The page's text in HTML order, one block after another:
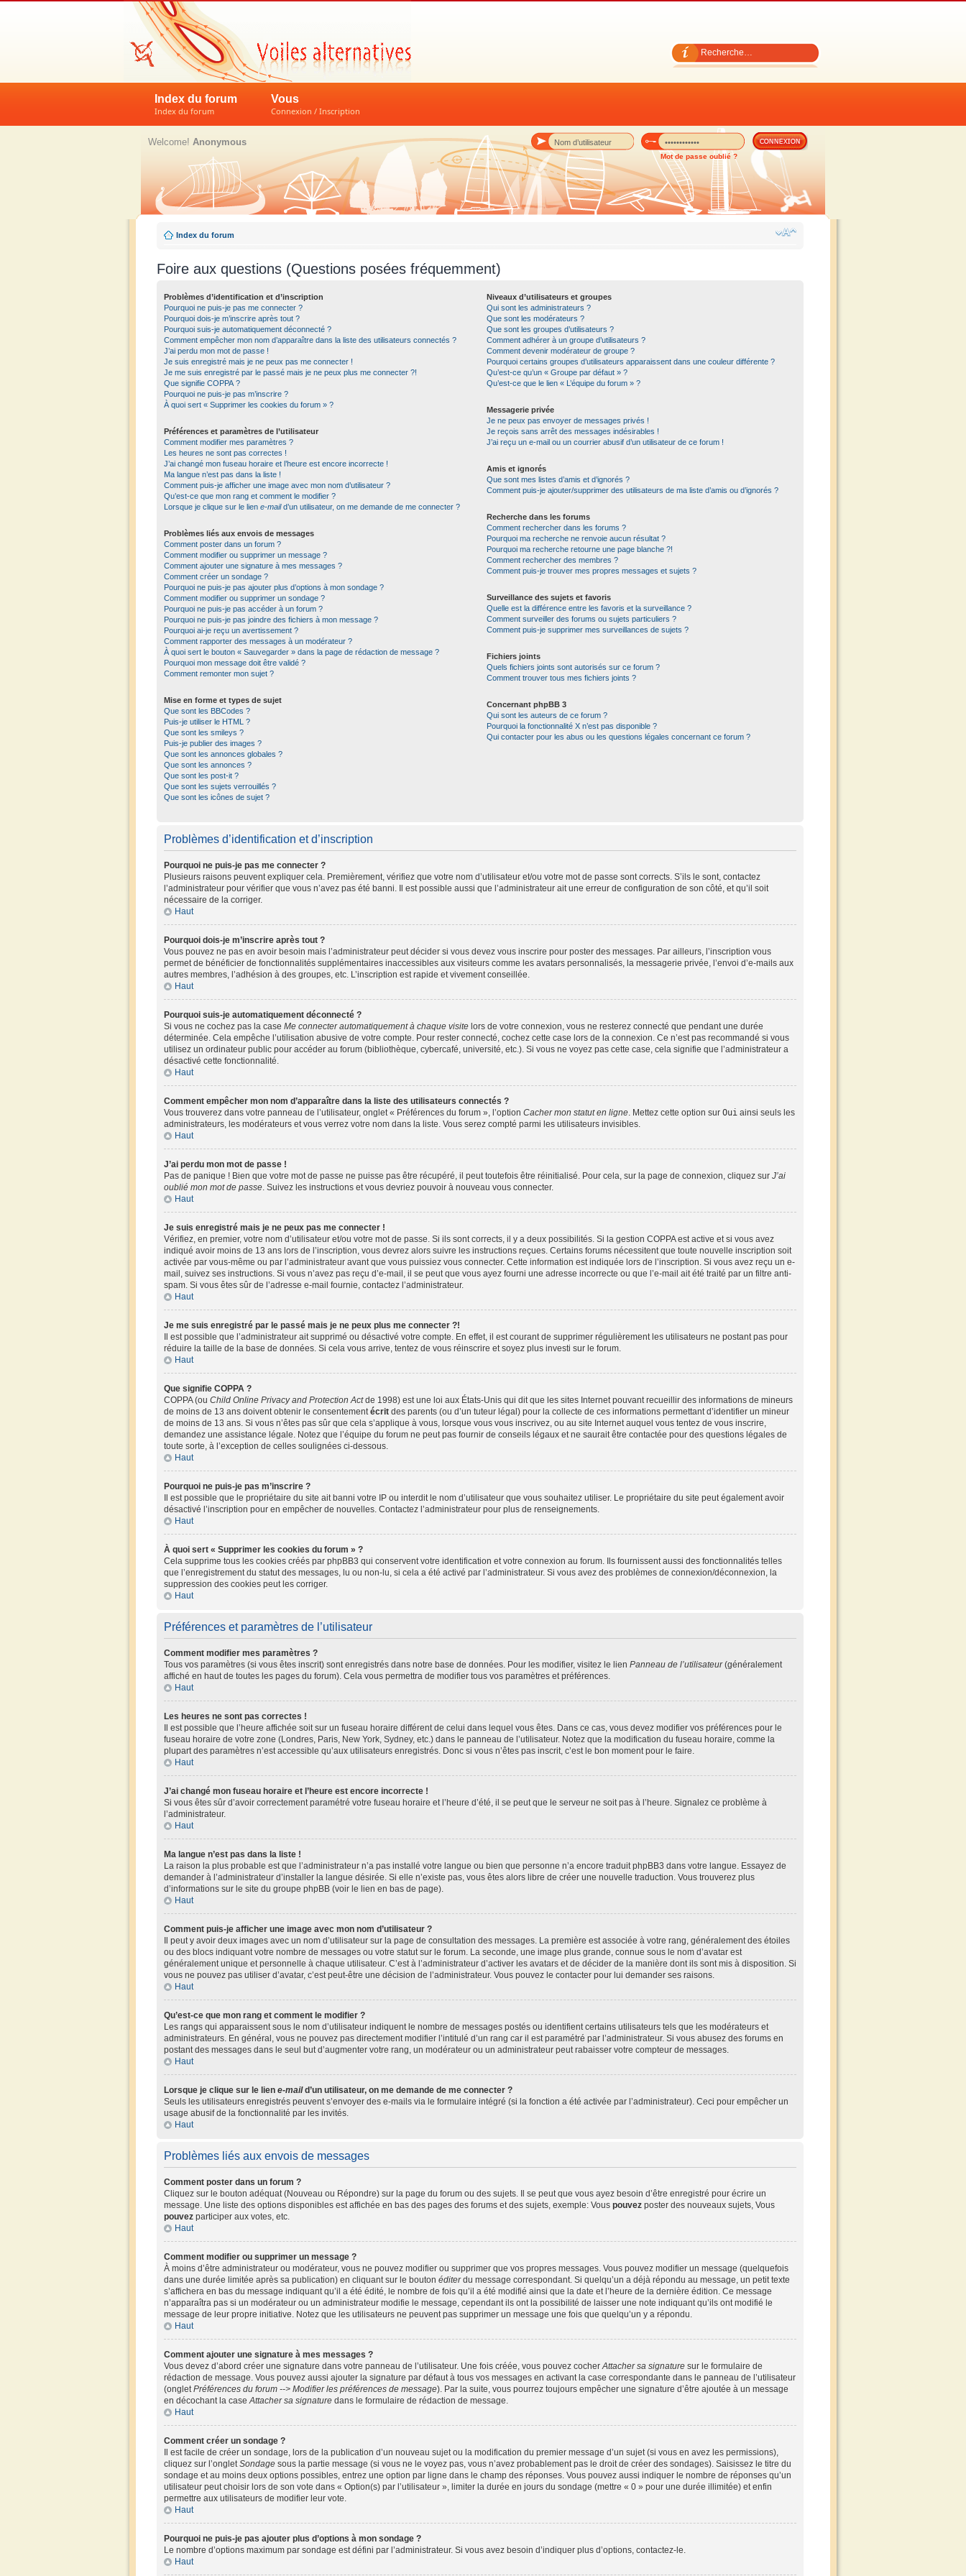
Index du forum
Index du forum
Vous
Connexion / Inscription
Mot de passe oublié ?
Welcome! Anonymous
Index du forum
Foire aux questions (Questions posées fréquemment)
Problèmes d’identification et d’inscription
Pourquoi ne puis-je pas me connecter ?
Pourquoi dois-je m’inscrire après tout ?
Pourquoi suis-je automatiquement déconnecté ?
Comment empêcher mon nom d’apparaître dans la liste des utilisateurs connectés ?
J’ai perdu mon mot de passe !
Je suis enregistré mais je ne peux pas me connecter !
Je me suis enregistré par le passé mais je ne peux plus me connecter ?!
Que signifie COPPA ?
Pourquoi ne puis-je pas m’inscrire ?
À quoi sert « Supprimer les cookies du forum » ?
Préférences et paramètres de l’utilisateur
Comment modifier mes paramètres ?
Les heures ne sont pas correctes !
J’ai changé mon fuseau horaire et l’heure est encore incorrecte !
Ma langue n’est pas dans la liste !
Comment puis-je afficher une image avec mon nom d’utilisateur ?
Qu’est-ce que mon rang et comment le modifier ?
Lorsque je clique sur le lien e-maild’un utilisateur, on me demande de me connecter ?
Problèmes liés aux envois de messages
Comment poster dans un forum ?
Comment modifier ou supprimer un message ?
Comment ajouter une signature à mes messages ?
Comment créer un sondage ?
Pourquoi ne puis-je pas ajouter plus d’options à mon sondage ?
Comment modifier ou supprimer un sondage ?
Pourquoi ne puis-je pas accéder à un forum ?
Pourquoi ne puis-je pas joindre des fichiers à mon message ?
Pourquoi ai-je reçu un avertissement ?
Comment rapporter des messages à un modérateur ?
À quoi sert le bouton « Sauvegarder » dans la page de rédaction de message ?
Pourquoi mon message doit être validé ?
Comment remonter mon sujet ?
Mise en forme et types de sujet
Que sont les BBCodes ?
Puis-je utiliser le HTML ?
Que sont les smileys ?
Puis-je publier des images ?
Que sont les annonces globales ?
Que sont les annonces ?
Que sont les post-it ?
Que sont les sujets verrouillés ?
Que sont les icônes de sujet ?
Niveaux d’utilisateurs et groupes
Qui sont les administrateurs ?
Que sont les modérateurs ?
Que sont les groupes d’utilisateurs ?
Comment adhérer à un groupe d’utilisateurs ?
Comment devenir modérateur de groupe ?
Pourquoi certains groupes d’utilisateurs apparaissent dans une couleur différente ?
Qu’est-ce qu’un « Groupe par défaut » ?
Qu’est-ce que le lien « L’équipe du forum » ?
Messagerie privée
Je ne peux pas envoyer de messages privés !
Je reçois sans arrêt des messages indésirables !
J’ai reçu un e-mail ou un courrier abusif d’un utilisateur de ce forum !
Amis et ignorés
Que sont mes listes d’amis et d’ignorés ?
Comment puis-je ajouter/supprimer des utilisateurs de ma liste d’amis ou d’ignorés ?
Recherche dans les forums
Comment rechercher dans les forums ?
Pourquoi ma recherche ne renvoie aucun résultat ?
Pourquoi ma recherche retourne une page blanche ?!
Comment rechercher des membres ?
Comment puis-je trouver mes propres messages et sujets ?
Surveillance des sujets et favoris
Quelle est la différence entre les favoris et la surveillance ?
Comment surveiller des forums ou sujets particuliers ?
Comment puis-je supprimer mes surveillances de sujets ?
Fichiers joints
Quels fichiers joints sont autorisés sur ce forum ?
Comment trouver tous mes fichiers joints ?
Concernant phpBB 3
Qui sont les auteurs de ce forum ?
Pourquoi la fonctionnalité X n’est pas disponible ?
Qui contacter pour les abus ou les questions légales concernant ce forum ?
Problèmes d’identification et d’inscription
Pourquoi ne puis-je pas me connecter ?
Plusieurs raisons peuvent expliquer cela. Premièrement, vérifiez que votre nom d’utilisateur et/ou votre mot de passe sont corrects. S’ils le sont, contactez
l’administrateur pour vérifier que vous n’avez pas été banni. Il est possible aussi que l’administrateur ait une erreur de configuration de son côté, et qu’il soit
nécessaire de la corriger.
Haut
Pourquoi dois-je m’inscrire après tout ?
Vous pouvez ne pas en avoir besoin mais l’administrateur peut décider si vous devez vous inscrire pour poster des messages. Par ailleurs, l’inscription vous
permet de bénéficier de fonctionnalités supplémentaires inaccessibles aux visiteurs comme les avatars personnalisés, la messagerie privée, l’envoi d’e-mails aux
autres membres, l’adhésion à des groupes, etc. L’inscription est rapide et vivement conseillée.
Haut
Pourquoi suis-je automatiquement déconnecté ?
Si vous ne cochez pas la case Me connecter automatiquement à chaque visite lors de votre connexion, vous ne resterez connecté que pendant une durée
déterminée. Cela empêche l’utilisation abusive de votre compte. Pour rester connecté, cochez cette case lors de la connexion. Ce n’est pas recommandé si vous
utilisez un ordinateur public pour accéder au forum (bibliothèque, cybercafé, université, etc.). Si vous ne voyez pas cette case, cela signifie que l’administrateur a
désactivé cette fonctionnalité.
Haut
Comment empêcher mon nom d’apparaître dans la liste des utilisateurs connectés ?
Vous trouverez dans votre panneau de l’utilisateur, onglet « Préférences du forum », l’option Cacher mon statut en ligne. Mettez cette option sur Oui ainsi seuls les
administrateurs, les modérateurs et vous verrez votre nom dans la liste. Vous serez compté parmi les utilisateurs invisibles.
Haut
J’ai perdu mon mot de passe !
Pas de panique ! Bien que votre mot de passe ne puisse pas être récupéré, il peut toutefois être réinitialisé. Pour cela, sur la page de connexion, cliquez sur J’ai
oublié mon mot de passe. Suivez les instructions et vous devriez pouvoir à nouveau vous connecter.
Haut
Je suis enregistré mais je ne peux pas me connecter !
Vérifiez, en premier, votre nom d’utilisateur et/ou votre mot de passe. Si ils sont corrects, il y a deux possibilités. Si la gestion COPPA est active et si vous avez
indiqué avoir moins de 13 ans lors de l’inscription, vous devrez alors suivre les instructions reçues. Certains forums nécessitent que toute nouvelle inscription soit
activée par vous-même ou par l’administrateur avant que vous puissiez vous connecter. Cette information est indiquée lors de l’inscription. Si vous avez reçu un e-
mail, suivez ses instructions. Si vous n’avez pas reçu d’e-mail, il se peut que vous ayez fourni une adresse incorrecte ou que l’e-mail ait été traité par un filtre anti-
spam. Si vous êtes sûr de l’adresse e-mail fournie, contactez l’administrateur.
Haut
Je me suis enregistré par le passé mais je ne peux plus me connecter ?!
Il est possible que l’administrateur ait supprimé ou désactivé votre compte. En effet, il est courant de supprimer régulièrement les utilisateurs ne postant pas pour
réduire la taille de la base de données. Si cela vous arrive, tentez de vous réinscrire et soyez plus investi sur le forum.
Haut
Que signifie COPPA ?
COPPA (ou Child Online Privacy and Protection Actde 1998) est une loi aux États-Unis qui dit que les sites Internet pouvant recueillir des informations de mineurs
de moins de 13 ans doivent obtenir le consentementécrit des parents (ou d’un tuteur légal) pour la collecte de ces informations permettant d’identifier un mineur
de moins de 13 ans. Si vous n’êtes pas sûr que cela s’applique à vous, lorsque vous vous inscrivez, ou au site Internet auquel vous tentez de vous inscrire,
demandez une assistance légale. Notez que l’équipe du forum ne peut pas fournir de conseils légaux et ne saurait être contactée pour des questions légales de
toute sorte, à l’exception de celles soulignées ci-dessous.
Haut
Pourquoi ne puis-je pas m’inscrire ?
Il est possible que le propriétaire du site ait banni votre IP ou interdit le nom d’utilisateur que vous souhaitez utiliser. Le propriétaire du site peut également avoir
désactivé l’inscription pour en empêcher de nouvelles. Contactez l’administrateur pour plus de renseignements.
Haut
À quoi sert « Supprimer les cookies du forum » ?
Cela supprime tous les cookies créés par phpBB3 qui conservent votre identification et votre connexion au forum. Ils fournissent aussi des fonctionnalités telles
que l’enregistrement du statut des messages, lu ou non-lu, si cela a été activé par l’administrateur. Si vous avez des problèmes de connexion/déconnexion, la
suppression des cookies peut les corriger.
Haut
Préférences et paramètres de l’utilisateur
Comment modifier mes paramètres ?
Tous vos paramètres (si vous êtes inscrit) sont enregistrés dans notre base de données. Pour les modifier, visitez le lien Panneau de l’utilisateur(généralement
affiché en haut de toutes les pages du forum). Cela vous permettra de modifier tous vos paramètres et préférences.
Haut
Les heures ne sont pas correctes !
Il est possible que l’heure affichée soit sur un fuseau horaire différent de celui dans lequel vous êtes. Dans ce cas, vous devez modifier vos préférences pour le
fuseau horaire de votre zone (Londres, Paris, New York, Sydney, etc.) dans le panneau de l’utilisateur. Notez que la modification du fuseau horaire, comme la
plupart des paramètres n’est accessible qu’aux utilisateurs enregistrés. Donc si vous n’êtes pas inscrit, c’est le bon moment pour le faire.
Haut
J’ai changé mon fuseau horaire et l’heure est encore incorrecte !
Si vous êtes sûr d’avoir correctement paramétré votre fuseau horaire et l’heure d’été, il se peut que le serveur ne soit pas à l’heure. Signalez ce problème à
l’administrateur.
Haut
Ma langue n’est pas dans la liste !
La raison la plus probable est que l’administrateur n’a pas installé votre langue ou bien que personne n’a encore traduit phpBB3 dans votre langue. Essayez de
demander à l’administrateur d’installer la langue désirée. Si elle n’existe pas, vous êtes alors libre de créer une nouvelle traduction. Vous trouverez plus
d’informations sur le site du groupe phpBB (voir le lien en bas de page).
Haut
Comment puis-je afficher une image avec mon nom d’utilisateur ?
Il peut y avoir deux images avec un nom d’utilisateur sur la page de consultation des messages. La première est associée à votre rang, généralement des étoiles
ou des blocs indiquant votre nombre de messages ou votre statut sur le forum. La seconde, une image plus grande, connue sous le nom d’avatar est
généralement unique et personnelle à chaque utilisateur. C’est à l’administrateur d’activer les avatars et de décider de la manière dont ils sont mis à disposition. Si
vous ne pouvez pas utiliser d’avatar, c’est peut-être une décision de l’administrateur. Vous pouvez le contacter pour lui demander ses raisons.
Haut
Qu’est-ce que mon rang et comment le modifier ?
Les rangs qui apparaissent sous le nom d’utilisateur indiquent le nombre de messages postés ou identifient certains utilisateurs tels que les modérateurs et
administrateurs. En général, vous ne pouvez pas directement modifier l’intitulé d’un rang car il est paramétré par l’administrateur. Si vous abusez des forums en
postant des messages dans le seul but d’augmenter votre rang, un modérateur ou un administrateur peut rabaisser votre compteur de messages.
Haut
Lorsque je clique sur le lien e-maild’un utilisateur, on me demande de me connecter ?
Seuls les utilisateurs enregistrés peuvent s’envoyer des e-mails via le formulaire intégré (si la fonction a été activée par l’administrateur). Ceci pour empêcher un
usage abusif de la fonctionnalité par les invités.
Haut
Problèmes liés aux envois de messages
Comment poster dans un forum ?
Cliquez sur le bouton adéquat (Nouveau ou Répondre) sur la page du forum ou des sujets. Il se peut que vous ayez besoin d’être enregistré pour écrire un
message. Une liste des options disponibles est affichée en bas des pages des forums et des sujets, exemple: Vous pouvez poster des nouveaux sujets, Vous
pouvez participer aux votes, etc.
Haut
Comment modifier ou supprimer un message ?
À moins d’être administrateur ou modérateur, vous ne pouvez modifier ou supprimer que vos propres messages. Vous pouvez modifier un message (quelquefois
dans une durée limitée après sa publication) en cliquant sur le bouton éditerdu message correspondant. Si quelqu’un a déjà répondu au message, un petit texte
s’affichera en bas du message indiquant qu’il a été édité, le nombre de fois qu’il a été modifié ainsi que la date et l’heure de la dernière édition. Ce message
n’apparaîtra pas si un modérateur ou un administrateur modifie le message, cependant ils ont la possibilité de laisser une note indiquant qu’ils ont modifié le
message de leur propre initiative. Notez que les utilisateurs ne peuvent pas supprimer un message une fois que quelqu’un y a répondu.
Haut
Comment ajouter une signature à mes messages ?
Vous devez d’abord créer une signature dans votre panneau de l’utilisateur. Une fois créée, vous pouvez cocherAttacher sa signature sur le formulaire de
rédaction de message. Vous pouvez aussi ajouter la signature par défaut à tous vos messages en activant la case correspondante dans le panneau de l’utilisateur
(ongletPréférences du forum --> Modifier les préférences de message). Par la suite, vous pourrez toujours empêcher une signature d’être ajoutée à un message
en décochant la caseAttacher sa signature dans le formulaire de rédaction de message.
Haut
Comment créer un sondage ?
Il est facile de créer un sondage, lors de la publication d’un nouveau sujet ou la modification du premier message d’un sujet (si vous en avez les permissions),
cliquez sur l’ongletSondage sous la partie message (si vous ne le voyez pas, vous n’avez probablement pas le droit de créer des sondages). Saisissez le titre du
sondage et au moins deux options possibles, entrez une option par ligne dans le champ des réponses. Vous pouvez aussi indiquer le nombre de réponses qu’un
utilisateur peut choisir lors de son vote dans « Option(s) par l’utilisateur », limiter la durée en jours du sondage (mettre « 0 » pour une durée illimitée) et enfin
permettre aux utilisateurs de modifier leur vote.
Haut
Pourquoi ne puis-je pas ajouter plus d’options à mon sondage ?
Le nombre d’options maximum par sondage est défini par l’administrateur. Si vous avez besoin d’indiquer plus d’options, contactez-le.
Haut